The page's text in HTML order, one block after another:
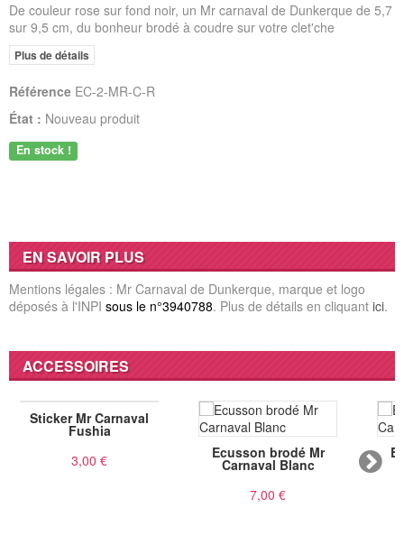
De couleur rose sur fond noir, un Mr carnaval de Dunkerque de 5,7
sur 9,5 cm, du bonheur brodé à coudre sur votre clet'che
Plus de détails
Référence EC-2-MR-C-R
État : Nouveau produit
En stock !
EN SAVOIR PLUS
Mentions légales : Mr Carnaval de Dunkerque, marque et logo
déposés à l'INPI sous le n°3940788. Plus de détails en cliquant ici.
ACCESSOIRES
Sticker Mr Carnaval
Fushia
3,00 €
Ecusson brodé Mr
Carnaval Blanc
7,00 €